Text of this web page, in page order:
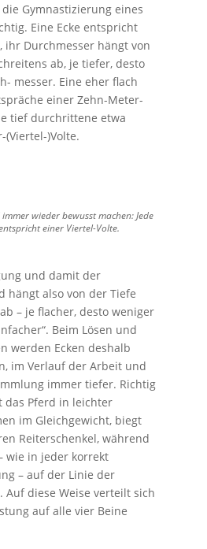
Gymnastizierung eines
Eine Ecke entspricht
ihr Durchmesser hängt von
ab, je tiefer, desto
messer. Eine eher flach
einer Zehn-Meter-
tief durchrittene etwa
(Viertel-)Volte.
wieder bewusst machen: Jede
einer Viertel-Volte.
und damit der
hängt also von der Tiefe
– je flacher, desto weniger
Beim Lösen und
werden Ecken deshalb
im Verlauf der Arbeit und
immer tiefer. Richtig
Pferd in leichter
im Gleichgewicht, biegt
Reiterschenkel, während
wie in jeder korrekt
– auf der Linie der
diese Weise verteilt sich
auf alle vier Beine